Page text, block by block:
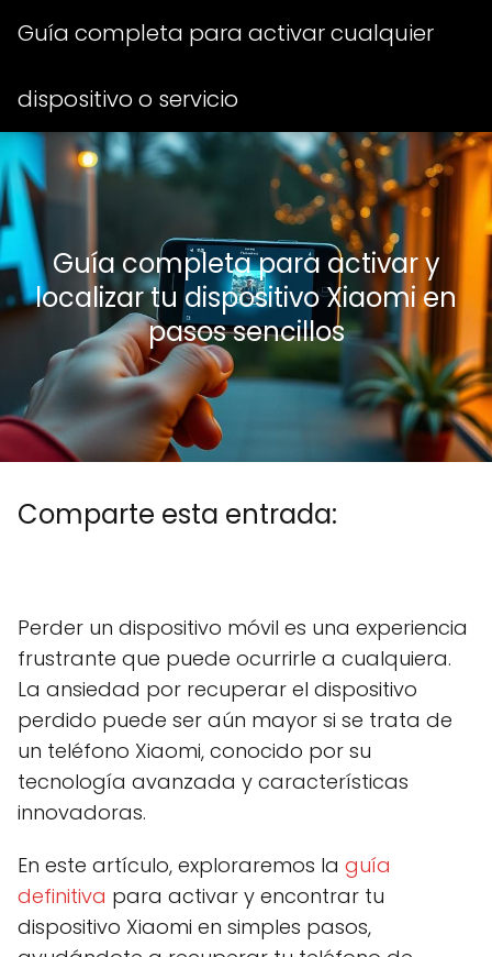
Guía completa para activar cualquier
dispositivo o servicio
Guía completa para activar y
localizar tu dispositivo Xiaomi en
pasos sencillos
Comparte esta entrada:
p
r
t
i
r
e
n
w
t
t
e
r
)
p
t
i
r
e
n
e
o
o
k
p
r
t
i
r
e
n
t
r
e
s
t
p
r
t
i
r
e
n
k
d
I
n
p
r
r
e
i
Perder un dispositivo móvil es una experiencia
frustrante que puede ocurrirle a cualquiera.
La ansiedad por recuperar el dispositivo
perdido puede ser aún mayor si se trata de
un teléfono Xiaomi, conocido por su
tecnología avanzada y características
innovadoras.
En este artículo, exploraremos la guía
definitiva para activar y encontrar tu
dispositivo Xiaomi en simples pasos,